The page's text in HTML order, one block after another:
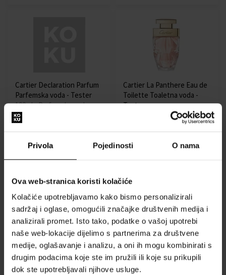
Privola Pojedinosti O nama
Ova web-stranica koristi kolačiće
Kolačiće upotrebljavamo kako bismo personalizirali
sadržaj i oglase, omogućili značajke društvenih medija i
analizirali promet. Isto tako, podatke o vašoj upotrebi
naše web-lokacije dijelimo s partnerima za društvene
medije, oglašavanje i analizu, a oni ih mogu kombinirati s
drugim podacima koje ste im pružili ili koje su prikupili
dok ste upotrebljavali njihove usluge.
Cartier Declaration Parfum
Parfemska voda - Tester
100ml - Parfemska voda -
Tester - Muškarci
Dostupno
Cartier La Panthere Eau de
Toilette Toaletna voda -
Tester
75ml - Toaletna voda -
Dostupno
Cartier La Panthere Parfum
Cartier Pasha de Cartier